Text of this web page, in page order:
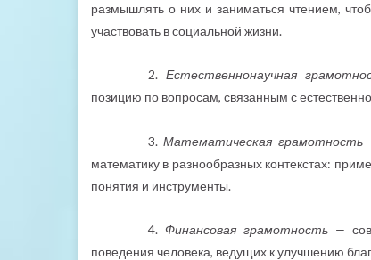
размышлять о них и заниматься чтением,
участвовать в социальной жизни.
2. Естественнонаучная
позицию по вопросам, связанным с
3.Математическая грамотность
математику в разнообразных контекстах:
понятия и инструменты.
4. Финансовая грамотность —
поведения человека, ведущих к улучшению